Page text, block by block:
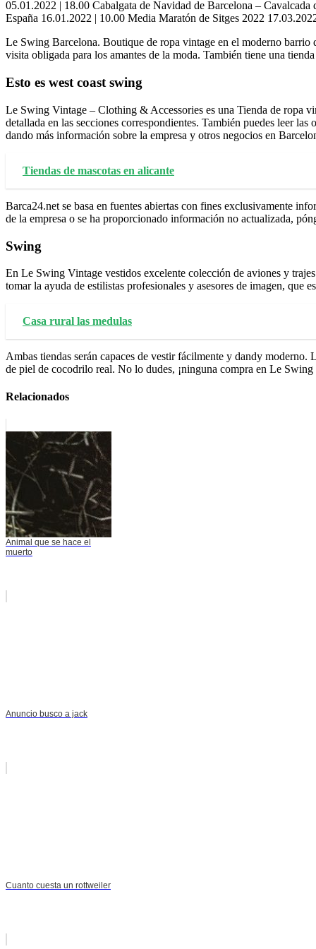
05.01.2022 | 18.00 Cabalgata de Navidad de Barcelona –
España 16.01.2022 | 10.00 Media Maratón de Sitges 2022
Le Swing Barcelona. Boutique de ropa vintage en el moderno barrio
visita obligada para los amantes de la moda. También tiene una
Esto es west coast swing
Le Swing Vintage – Clothing & Accessories es una Tienda de ropa
detallada en las secciones correspondientes. También puedes leer
dando más información sobre la empresa y otros negocios en
Tiendas de mascotas en alicante
Barca24.net se basa en fuentes abiertas con fines exclusivamente
de la empresa o se ha proporcionado información no actualizada,
Swing
En Le Swing Vintage vestidos excelente colección de aviones y
tomar la ayuda de estilistas profesionales y asesores de imagen, que
Casa rural las medulas
Ambas tiendas serán capaces de vestir fácilmente y dandy
de piel de cocodrilo real. No lo dudes, ¡ninguna compra en Le
Relacionados
Animal que se hace el
muerto
Anuncio busco a jack
Cuanto cuesta un rottweiler